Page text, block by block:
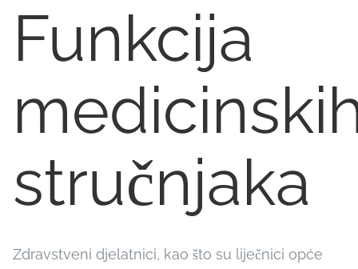
Funkcija
stručnjaka
Zdravstveni djelatnici, kao što su liječnici opće